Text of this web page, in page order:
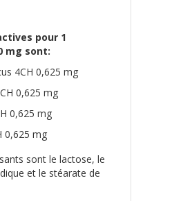
pour 1
mg sont:
4CH 0,625 mg
0,625 mg
0,625 mg
0,625 mg
sont le lactose, le
et le stéarate de